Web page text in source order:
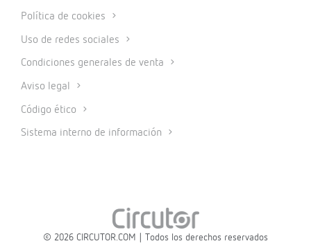
Política de cookies
Uso de redes sociales
Condiciones generales de venta
Aviso legal
Código ético
Sistema interno de información
© 2026 CIRCUTOR.COM | Todos los derechos reservados